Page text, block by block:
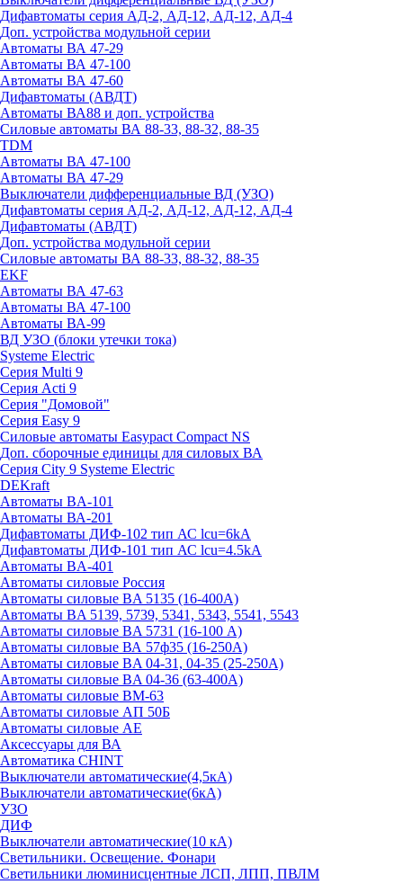
Дифавтоматы серия АД-2, АД-12, АД-12, АД-4
Доп. устройства модульной серии
Автоматы ВА 47-29
Автоматы ВА 47-100
Автоматы ВА 47-60
Дифавтоматы (АВДТ)
Автоматы ВА88 и доп. устройства
Силовые автоматы ВА 88-33, 88-32, 88-35
TDM
Автоматы ВА 47-100
Автоматы ВА 47-29
Выключатели дифференциальные ВД (УЗО)
Дифавтоматы серия АД-2, АД-12, АД-12, АД-4
Дифавтоматы (АВДТ)
Доп. устройства модульной серии
Силовые автоматы ВА 88-33, 88-32, 88-35
EKF
Автоматы ВА 47-63
Автоматы ВА 47-100
Автоматы ВА-99
ВД УЗО (блоки утечки тока)
Systeme Electric
Серия Multi 9
Серия Acti 9
Серия "Домовой"
Серия Easy 9
Силовые автоматы Easypact Compact NS
Доп. сборочные единицы для силовых ВА
Серия City 9 Systeme Electric
DEKraft
Автоматы BA-101
Автоматы ВА-201
Дифавтоматы ДИФ-102 тип АС lcu=6kA
Дифавтоматы ДИФ-101 тип АС lcu=4.5kA
Автоматы BA-401
Автоматы силовые Россия
Автоматы силовые BA 5135 (16-400А)
Автоматы BA 5139, 5739, 5341, 5343, 5541, 5543
Автоматы силовые BA 5731 (16-100 А)
Автоматы силовые ВА 57ф35 (16-250А)
Автоматы силовые BA 04-31, 04-35 (25-250А)
Автоматы силовые BA 04-36 (63-400А)
Автоматы силовые ВМ-63
Автоматы силовые АП 50Б
Автоматы силовые АЕ
Аксессуары для ВА
Автоматика CHINT
Выключатели автоматические(4,5кА)
Выключатели автоматические(6кА)
УЗО
ДИФ
Выключатели автоматические(10 кА)
Светильники. Освещение. Фонари
Светильники люминисцентные ЛСП, ЛПП, ПВЛМ